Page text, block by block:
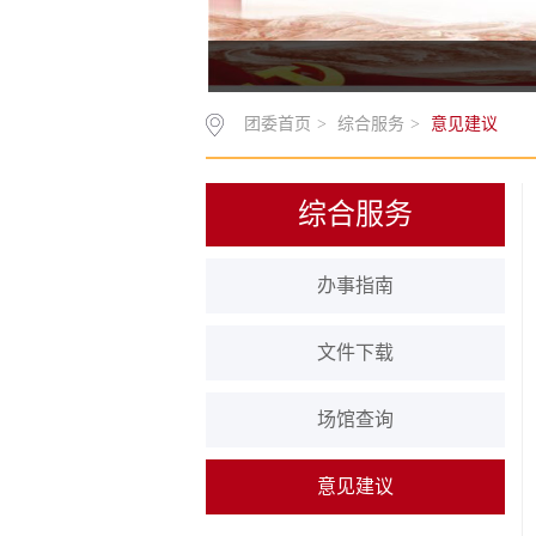
团委首页 > 综合服务 > 意见建议
综合服务
办事指南
文件下载
场馆查询
意见建议